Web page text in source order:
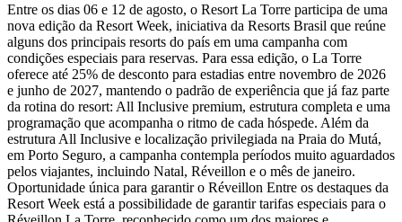
Entre os dias 06 e 12 de agosto, o Resort La Torre participa de uma
nova edição da Resort Week, iniciativa da Resorts Brasil que reúne
alguns dos principais resorts do país em uma campanha com
condições especiais para reservas. Para essa edição, o La Torre
oferece até 25% de desconto para estadias entre novembro de 2026
e junho de 2027, mantendo o padrão de experiência que já faz parte
da rotina do resort: All Inclusive premium, estrutura completa e uma
programação que acompanha o ritmo de cada hóspede. Além da
estrutura All Inclusive e localização privilegiada na Praia do Mutá,
em Porto Seguro, a campanha contempla períodos muito aguardados
pelos viajantes, incluindo Natal, Réveillon e o mês de janeiro.
Oportunidade única para garantir o Réveillon Entre os destaques da
Resort Week está a possibilidade de garantir tarifas especiais para o